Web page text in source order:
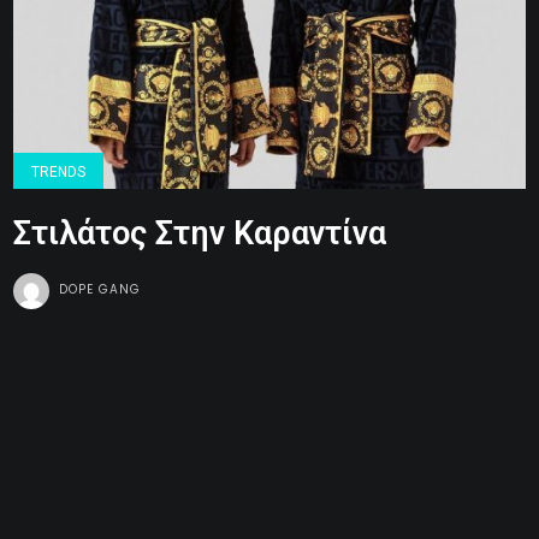
TRENDS
Στιλάτος Στην Καραντίνα
DOPE GANG